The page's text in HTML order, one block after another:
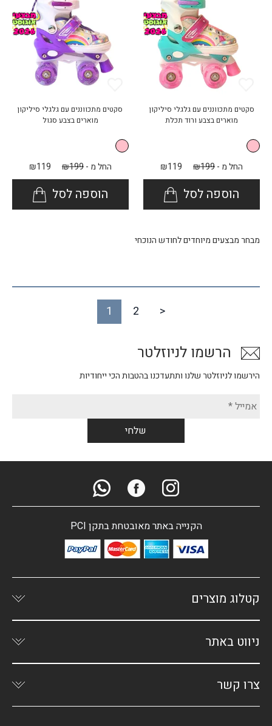
סקטים מתכווננים עם גלגלי סיליקון
מוארים בצבע ורוד תכלת
החל מ - ₪199
₪119
הוספה לסל
סקטים מתכווננים עם גלגלי סיליקון
מוארים בצבע סגול
החל מ - ₪199
₪119
הוספה לסל
מבחר מבצעים מיוחדים לחודש הנוכחי
1 2 >
הרשמו לניוזלטר
הירשמו לניוזלטר שלנו ותתעדכנו בהטבות הכי ייחודיות
הקנייה באתר מאובטחת בתקן PCI
קטלוג מוצרים
ניווט באתר
צרו קשר